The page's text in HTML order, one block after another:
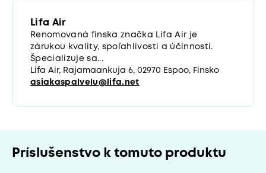
Lifa Air
Renomovaná fínska značka Lifa Air je
zárukou kvality, spoľahlivosti a účinnosti.
Špecializuje sa...
Lifa Air, Rajamaankuja 6, 02970 Espoo, Finsko
asiakaspalvelu@lifa.net
Príslušenstvo k tomuto produktu